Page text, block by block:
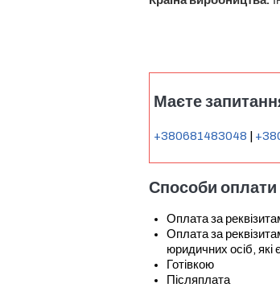
Маєте
+380681483048
Способи оплати
Оплата за
Оплата за
юридичних осіб,
Готівкою
Післяплата